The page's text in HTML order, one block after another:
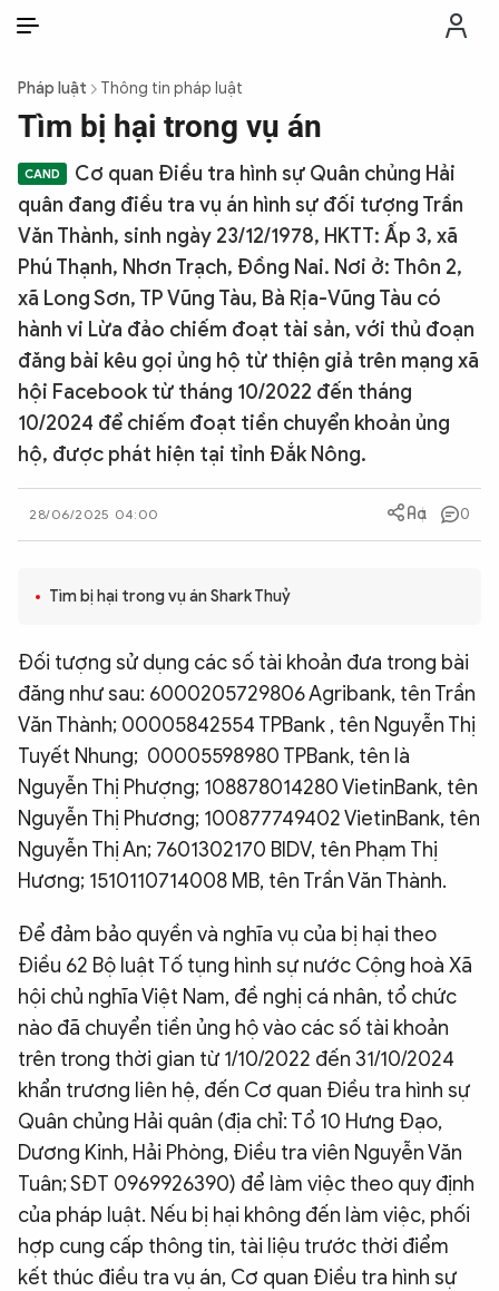
THỜI SỰ
CHỐNG DIỄN BIẾN HÒA BÌNH
CÔNG AN TRONG LÒNG DÂN
XÃ HỘI
PHÁP LUẬT
CÔNG NGHỆ
VĂN HÓA - THỂ THAO
BẠN ĐỌC & CAND
ĐA PHƯƠNG TIỆN
eMagazine
Video Ảnh
Infographic
Chuyên đề
Pháp luật Thông tin pháp luật
Tìm bị hại trong vụ án
Cơ quan Điều tra hình sự Quân chủng Hải
quân đang điều tra vụ án hình sự đối tượng Trần
Văn Thành, sinh ngày 23/12/1978, HKTT: Ấp 3, xã
Phú Thạnh, Nhơn Trạch, Đồng Nai. Nơi ở: Thôn 2,
xã Long Sơn, TP Vũng Tàu, Bà Rịa-Vũng Tàu có
hành vi Lừa đảo chiếm đoạt tài sản, với thủ đoạn
đăng bài kêu gọi ủng hộ từ thiện giả trên mạng xã
hội Facebook từ tháng 10/2022 đến tháng
10/2024 để chiếm đoạt tiền chuyển khoản ủng
hộ, được phát hiện tại tỉnh Đắk Nông.
28/06/2025 04:00 0
Tìm bị hại trong vụ án Shark Thuỷ
Đối tượng sử dụng các số tài khoản đưa trong bài
đăng như sau: 6000205729806 Agribank, tên Trần
Văn Thành; 00005842554 TPBank , tên Nguyễn Thị
Tuyết Nhung; 00005598980 TPBank, tên là
Nguyễn Thị Phượng; 108878014280 VietinBank, tên
Nguyễn Thị Phương; 100877749402 VietinBank, tên
Nguyễn Thị An; 7601302170 BIDV, tên Phạm Thị
Hương; 1510110714008 MB, tên Trần Văn Thành.
Để đảm bảo quyền và nghĩa vụ của bị hại theo
Điều 62 Bộ luật Tố tụng hình sự nước Cộng hoà Xã
hội chủ nghĩa Việt Nam, đề nghị cá nhân, tổ chức
nào đã chuyển tiền ủng hộ vào các số tài khoản
trên trong thời gian từ 1/10/2022 đến 31/10/2024
khẩn trương liên hệ, đến Cơ quan Điều tra hình sự
Quân chủng Hải quân (địa chỉ: Tổ 10 Hưng Đạo,
Dương Kinh, Hải Phòng, Điều tra viên Nguyễn Văn
Tuân; SĐT 0969926390) để làm việc theo quy định
của pháp luật. Nếu bị hại không đến làm việc, phối
hợp cung cấp thông tin, tài liệu trước thời điểm
kết thúc điều tra vụ án, Cơ quan Điều tra hình sự